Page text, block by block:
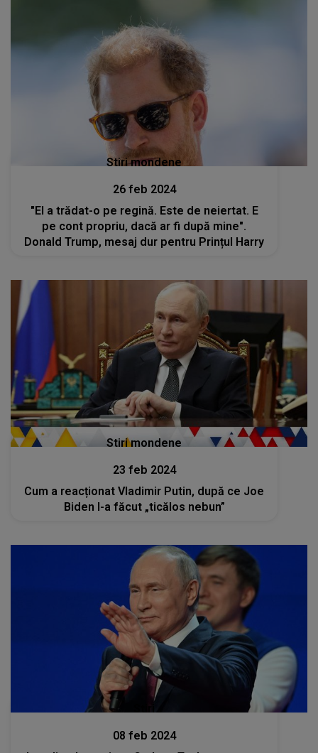
Stiri mondene
26 feb 2024
"El a trădat-o pe regină. Este de neiertat. E
pe cont propriu, dacă ar fi după mine".
Donald Trump, mesaj dur pentru Prințul Harry
Stiri mondene
23 feb 2024
Cum a reacționat Vladimir Putin, după ce Joe
Biden l-a făcut „ticălos nebun”
08 feb 2024